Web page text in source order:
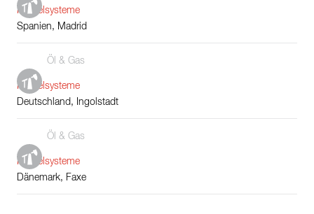
Kesselsysteme
Spanien, Madrid
Öl & Gas
Kesselsysteme
Deutschland, Ingolstadt
Öl & Gas
Kesselsysteme
Dänemark, Faxe